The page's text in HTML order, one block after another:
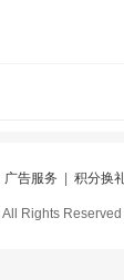
广告服务 积分换
Rights Reserved